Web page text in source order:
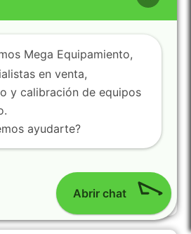
– Lamy Rheology
Campana
Lamy Rheology
Francia
154.55
Abrir chat
Mega Equipamiento,
en venta,
y calibración de equipos
ayudarte?